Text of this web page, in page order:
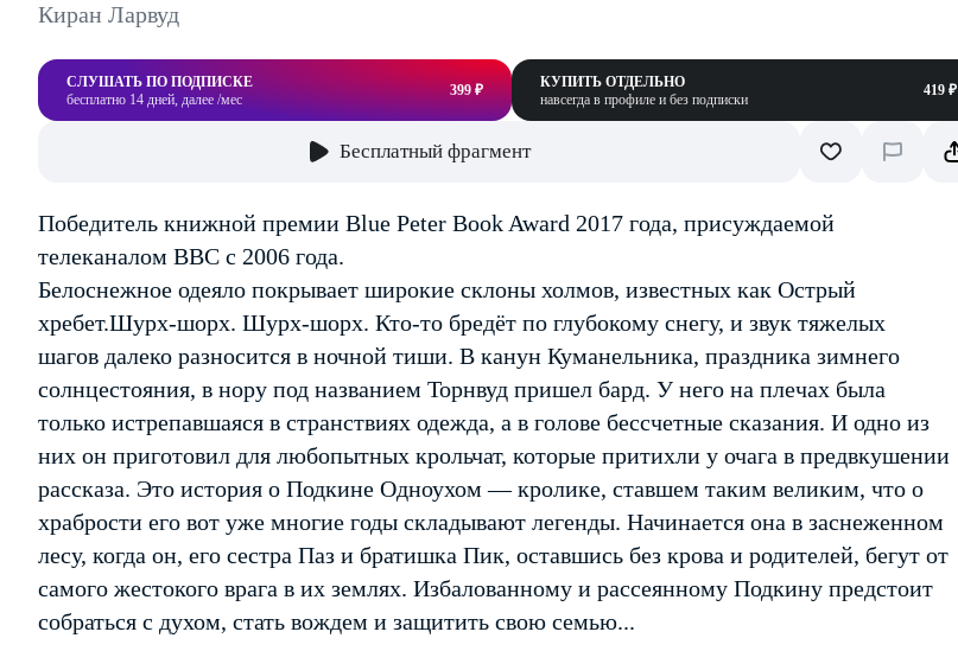
Киран Ларвуд
СЛУШАТЬ ПО ПОДПИСКЕ
бесплатно 14 дней, далее /мес
399 ₽
КУПИТЬ ОТДЕЛЬНО
навсегда в профиле и без подписки
419 ₽
Бесплатный фрагмент
Победитель книжной премии Blue Peter Book Award 2017 года, присуждаемой
телеканалом BBC с 2006 года.
Белоснежное одеяло покрывает широкие склоны холмов, известных как Острый
хребет.Шурх-шорх. Шурх-шорх. Кто-то бредёт по глубокому снегу, и звук тяжелых
шагов далеко разносится в ночной тиши. В канун Куманельника, праздника зимнего
солнцестояния, в нору под названием Торнвуд пришел бард. У него на плечах была
только истрепавшаяся в странствиях одежда, а в голове бессчетные сказания. И одно из
них он приготовил для любопытных крольчат, которые притихли у очага в предвкушении
рассказа. Это история о Подкине Одноухом — кролике, ставшем таким великим, что о
храбрости его вот уже многие годы складывают легенды. Начинается она в заснеженном
лесу, когда он, его сестра Паз и братишка Пик, оставшись без крова и родителей, бегут от
самого жестокого врага в их землях. Избалованному и рассеянному Подкину предстоит
собраться с духом, стать вождем и защитить свою семью...